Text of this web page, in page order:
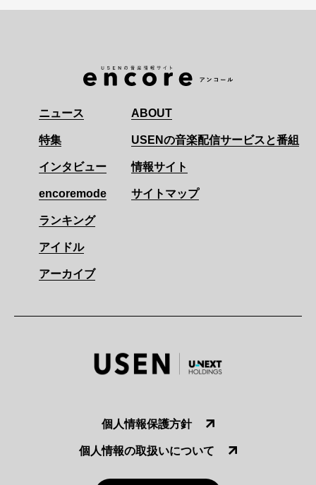
ニュース
特集
インタビュー
encoremode
ランキング
アイドル
アーカイブ
ABOUT
USENの音楽配信サービスと番組
情報サイト
サイトマップ
個人情報保護方針
個人情報の取扱いについて